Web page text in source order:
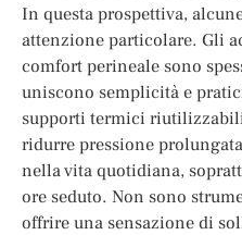
In questa prospettiva,
attenzione particolare. Gli
comfort perineale sono
uniscono semplicità e
supporti termici
ridurre pressione
nella vita quotidiana,
ore seduto. Non sono
offrire una sensazione di